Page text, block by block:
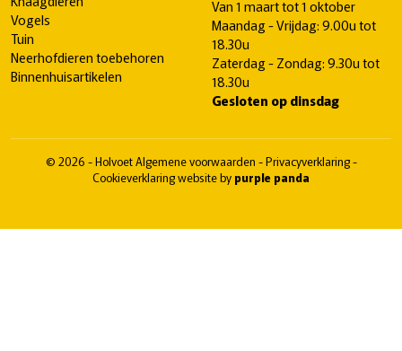
Vogels
Tuin
Neerhofdieren toebehoren
Binnenhuisartikelen
Van 1 maart tot 1 oktober
Maandag - Vrijdag: 9.00u tot
18.30u
Zaterdag - Zondag: 9.30u tot
18.30u
Gesloten op dinsdag
© 2026 - HolvoetAlgemene voorwaarden -Privacyverklaring-
Cookieverklaringwebsite by purple panda